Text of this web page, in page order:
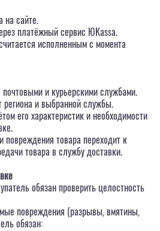
на сайте.
платёжный сервис ЮKassa.
исполненным с момента
и курьерскими службами.
региона и выбранной службы.
его характеристик и необходимости
повреждения товара переходит к
товара в службу доставки.
обязан проверить целостность
повреждения (разрывы, вмятины,
обязан: